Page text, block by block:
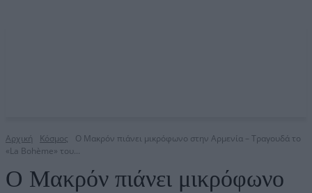
Αρχική Κόσμος
Ο Μακρόν πιάνει μικρόφωνο στην Αρμενία – Τραγουδά το
«La Bohème» του...
Ο Μακρόν πιάνει μικρόφωνο